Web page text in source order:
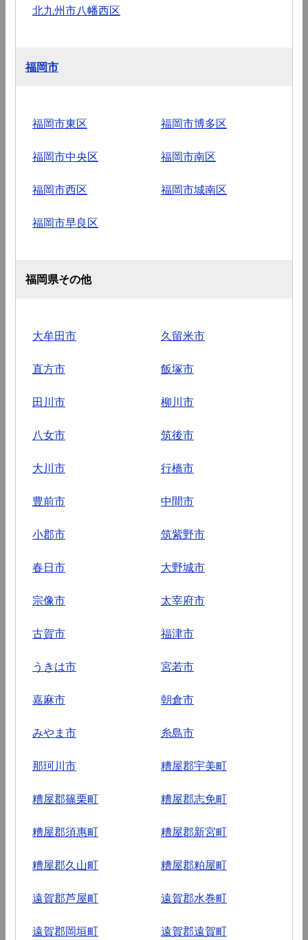
北九州市八幡西区
福岡市
福岡市東区 福岡市博多区
福岡市中央区 福岡市南区
福岡市西区 福岡市城南区
福岡市早良区
福岡県その他
大牟田市 久留米市
直方市 飯塚市
田川市 柳川市
八女市 筑後市
大川市 行橋市
豊前市 中間市
小郡市 筑紫野市
春日市 大野城市
宗像市 太宰府市
古賀市 福津市
うきは市 宮若市
嘉麻市 朝倉市
みやま市 糸島市
那珂川市 糟屋郡宇美町
糟屋郡篠栗町 糟屋郡志免町
糟屋郡須惠町 糟屋郡新宮町
糟屋郡久山町 糟屋郡粕屋町
遠賀郡芦屋町 遠賀郡水巻町
遠賀郡岡垣町 遠賀郡遠賀町